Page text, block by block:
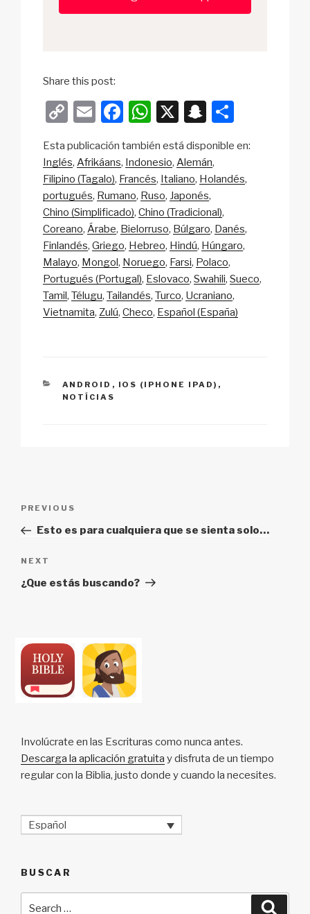
Share this post:
C
p
y
Li
n
k
E
ail
F
c
e
b
o
o
k
W
at
s
A
p
p
X
S
a
p
c
h
at
ar
e
Esta publicación también está disponible en:
Inglés Afrikáans Indonesio Alemán
Filipino (Tagalo) Francés Italiano Holandés
portugués Rumano Ruso Japonés
Chino (Simplificado) Chino (Tradicional)
Coreano Árabe Bielorruso Búlgaro Danés
Finlandés Griego Hebreo Hindú Húngaro
Malayo Mongol Noruego Farsi Polaco
Portugués (Portugal) Eslovaco Swahili Sueco
Tamil Télugu Tailandés Turco Ucraniano
Vietnamita Zulú Checo Español (España)
CATEGORIES
ANDROID , IOS (IPHONE IPAD) ,
NOTÍCIAS
Previous
Post
PREVIOUS
Esto es para cualquiera que se sienta solo…
Next
Post
NEXT
¿Que estás buscando?
Involúcrate en las Escrituras como nunca antes.
Descarga la aplicación gratuita y disfruta de un tiempo
regular con la Biblia, justo donde y cuando la necesites.
Español
BUSCAR